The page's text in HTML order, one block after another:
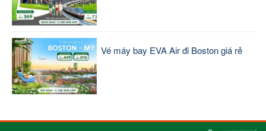
Vé máy bay EVA Air đi Boston giá rẻ